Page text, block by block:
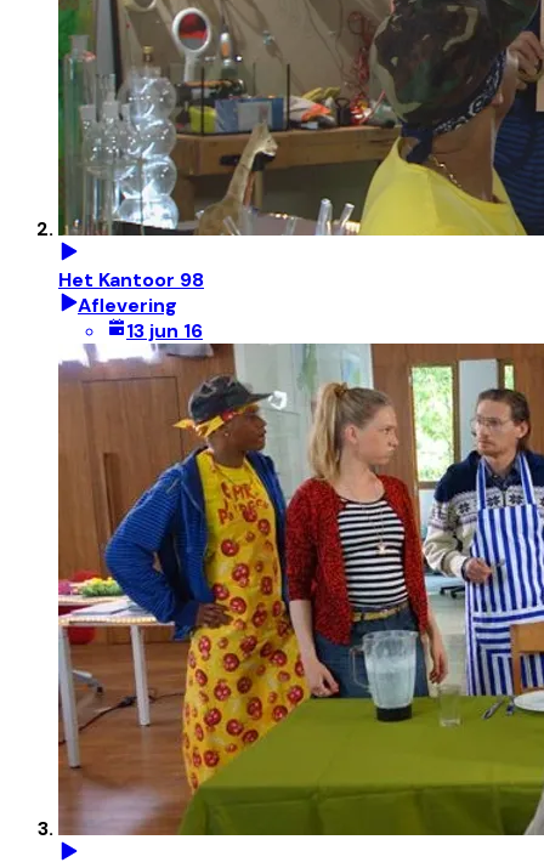
Het Kantoor 98
Aflevering
13 jun 16